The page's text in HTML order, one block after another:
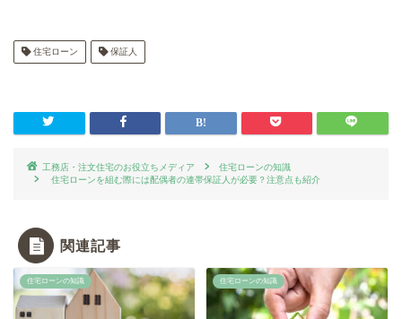
住宅ローン 保証人
工務店・注文住宅のお役立ちメディア
住宅ローンの知識
住宅ローンを組む際には配偶者の連帯保証人が必要？注意点も紹介
関連記事
住宅ローンの知識 住宅ローンの知識